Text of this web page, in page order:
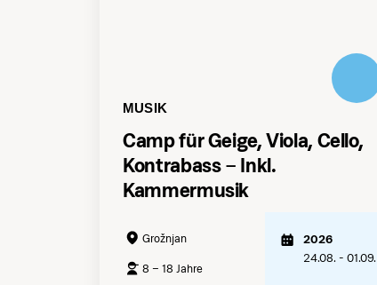
MUSIK
Camp für Geige, Viola, Cello,
Kontrabass – Inkl.
Kammermusik
Grožnjan
8 – 18 Jahre
2026
24.08. - 01.09.